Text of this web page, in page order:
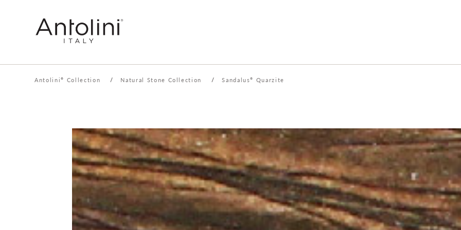
Antolini® Collection / Natural Stone Collection / Sandalus® Quarzite